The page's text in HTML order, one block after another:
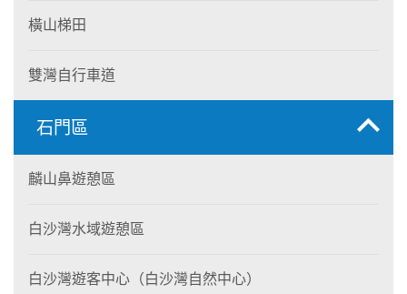
橫山梯田
雙灣自行車道
石門區
麟山鼻遊憩區
白沙灣水域遊憩區
白沙灣遊客中心（白沙灣自然中心）